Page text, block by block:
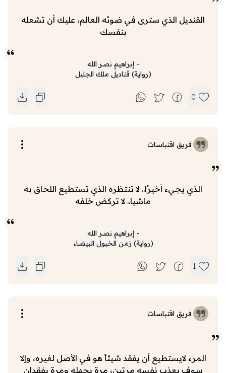
القنديل الذي سترى في ضوئه العالم، عليك أن تشعله
بنفسك
-إبراهيم نصر الله
(رواية) قناديل ملك الجليل
0
فريق اقتباسات
الذي يجيء أخيرًا.. لا تنتظره الذي تستطيع اللحاق به
ماشيا.. لا تركض خلفه
-إبراهيم نصر الله
(رواية) زمن الخيول البيضاء
1
فريق اقتباسات
المرء لايستطيع أن يفقد شيئاً هو في الأصل لغيره، وإلا
سوف يعذب نفسه مرتين، مرة بجهله ومرة بفقدان